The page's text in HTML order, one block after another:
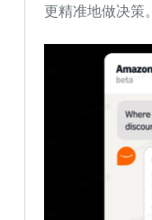
更精准地做决策。